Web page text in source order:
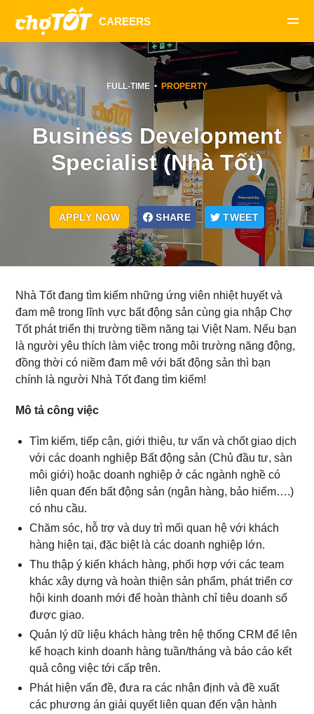
FULL-TIME PROPERTY
Business Development
Specialist (Nhà Tốt)
APPLY NOW SHARE TWEET
Nhà Tốt đang tìm kiếm những ứng viên nhiệt huyết và
đam mê trong lĩnh vực bất động sản cùng gia nhập Chợ
Tốt phát triển thị trường tiềm năng tại Việt Nam. Nếu bạn
là người yêu thích làm việc trong môi trường năng động,
đồng thời có niềm đam mê với bất động sản thì bạn
chính là người Nhà Tốt đang tìm kiếm!
Mô tả công việc
Tìm kiếm, tiếp cận, giới thiệu, tư vấn và chốt giao dịch
với các doanh nghiệp Bất động sản (Chủ đầu tư, sàn
môi giới) hoặc doanh nghiệp ở các ngành nghề có
liên quan đến bất động sản (ngân hàng, bảo hiểm….)
có nhu cầu.
Chăm sóc, hỗ trợ và duy trì mối quan hệ với khách
hàng hiện tại, đặc biệt là các doanh nghiệp lớn.
Thu thập ý kiến khách hàng, phối hợp với các team
khác xây dựng và hoàn thiện sản phẩm, phát triển cơ
hội kinh doanh mới để hoàn thành chỉ tiêu doanh số
được giao.
Quản lý dữ liệu khách hàng trên hệ thống CRM để lên
kế hoạch kinh doanh hàng tuần/tháng và báo cáo kết
quả công việc tới cấp trên.
Phát hiện vấn đề, đưa ra các nhận định và đề xuất
các phương án giải quyết liên quan đến vận hành